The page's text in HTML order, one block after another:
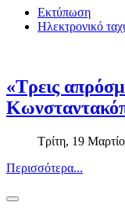
Εκτύπωση
Ηλεκτρονικό
«Τρεις
Τρίτη, 19
Περισσότερα...